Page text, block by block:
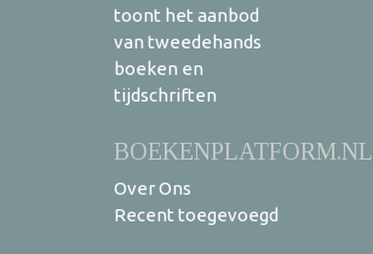
toont het aanbod
van tweedehands
boeken en
tijdschriften
BOEKENPLATFORM.NL
Over Ons
Recent toegevoegd